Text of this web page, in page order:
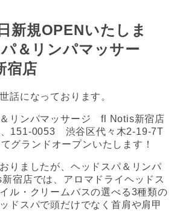
新規OPENいたしま
＆リンパマッサー
店
話になっております。
リンパマッサージ fl Notis新宿店
151-0053 渋谷区代々木2-19-7T
グランドオープンいたします！
りましたが、ヘッドスパ＆リンパ
宿店では、アロマドライヘッドス
ル・クリームバスの選べる3種類の
ドスパで頭だけでなく首肩や肩甲